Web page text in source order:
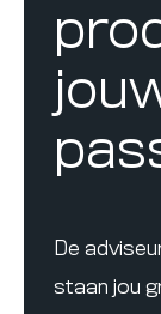
De
staan jou